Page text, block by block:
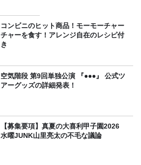
コンビニのヒット商品！モーモーチャー
チャーを食す！アレンジ自在のレシピ付
き
空気階段 第9回単独公演 『●●●』 公式ツ
アーグッズの詳細発表！
【募集要項】真夏の大喜利甲子園2026
水曜JUNK山里亮太の不毛な議論